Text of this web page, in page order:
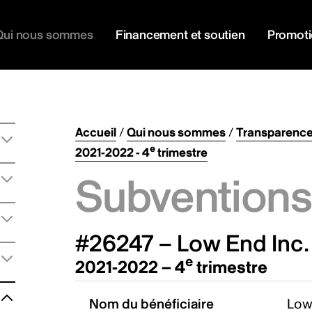
nous sommes Financement et soutien
Accueil/Qui nous sommes/
2021-2022 - 4etrimestre
#26247 – Low End Inc.
2021-2022 – 4e trimestre
Nom du bénéficiaire